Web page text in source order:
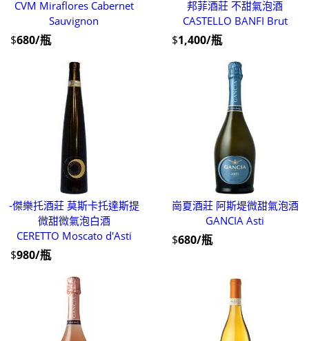
CVM Miraflores Cabernet
Sauvignon
$680/瓶
邦菲酒莊 不甜氣泡酒
CASTELLO BANFI Brut
$1,400/瓶
-傑樂托酒莊 莫斯卡托達斯提
微甜微氣泡白酒
CERETTO Moscato d'Asti
$980/瓶
崗夏酒莊 阿斯堤微甜氣泡酒
GANCIA Asti
$680/瓶